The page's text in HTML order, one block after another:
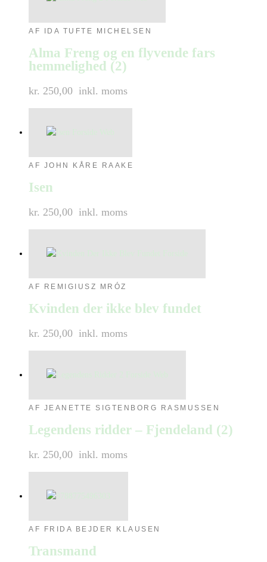
AF IDA TUFTE MICHELSEN
Alma Freng og en flyvende fars
hemmelighed (2)
kr. 250,00 inkl. moms
AF JOHN KÅRE RAAKE
Isen
kr. 250,00 inkl. moms
AF REMIGIUSZ MRÓZ
Kvinden der ikke blev fundet
kr. 250,00 inkl. moms
AF JEANETTE SIGTENBORG RASMUSSEN
Legendens ridder – Fjendeland (2)
kr. 250,00 inkl. moms
AF FRIDA BEJDER KLAUSEN
Transmand